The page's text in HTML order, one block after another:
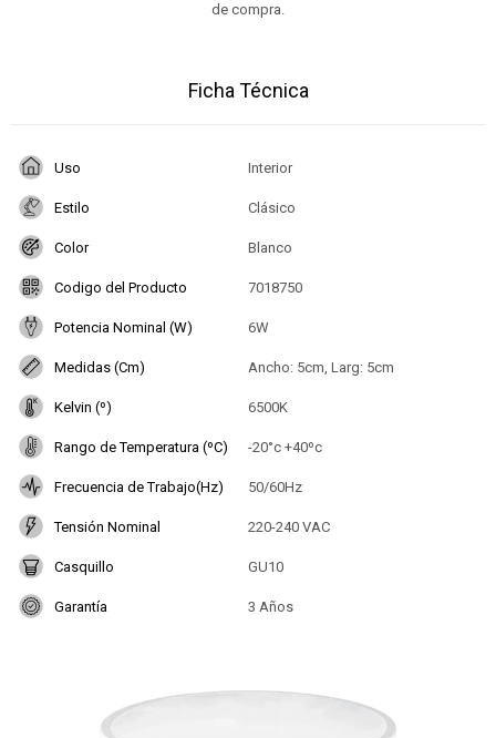
de compra.
Ficha Técnica
Uso Interior
Estilo Clásico
Color Blanco
Codigo del Producto 7018750
Potencia Nominal (W) 6W
Medidas (Cm) Ancho: 5cm, Larg: 5cm
Kelvin (º) 6500K
Rango de Temperatura (ºC) -20°c +40ºc
Frecuencia de Trabajo(Hz) 50/60Hz
Tensión Nominal 220-240 VAC
Casquillo GU10
Garantía 3 Años